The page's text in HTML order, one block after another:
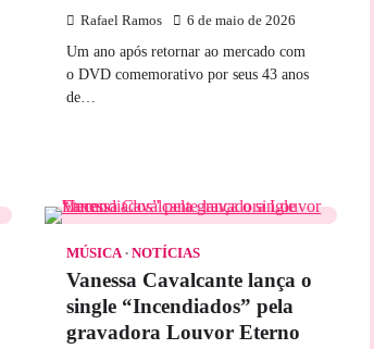
Rafael Ramos 6 de maio de 2026
Um ano após retornar ao mercado com
o DVD comemorativo por seus 43 anos
de…
MÚSICA NOTÍCIAS
Vanessa Cavalcante lança o
single “Incendiados” pela
gravadora Louvor Eterno